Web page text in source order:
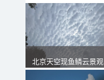
北京天空现鱼鳞云景观